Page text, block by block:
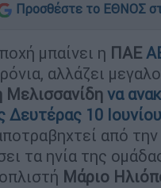
Προσθέστε το ΕΘΝΟΣ
μπαίνει η ΠΑΕ
αλλάζει
Μελισσανίδη να
Δευτέρας 10 Ιουνίου
από
τα ηνία της
Μάριο